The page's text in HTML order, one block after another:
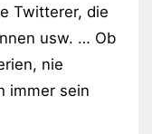
Twitterer, die
usw. … Ob
nie
immer sein